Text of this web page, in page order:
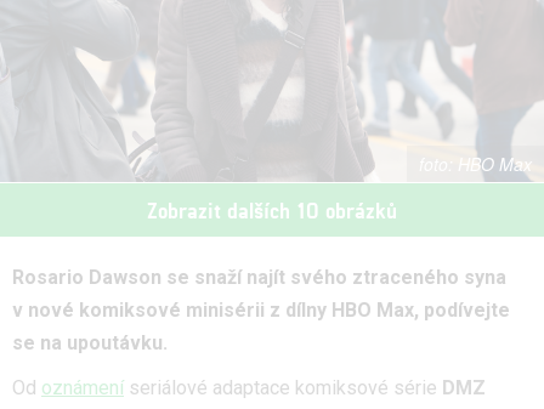
HBO Max
Zobrazit dalších 10 obrázků
Rosario Dawson se snaží najít svého ztraceného syna
v nové komiksové minisérii z dílny HBO Max, podívejte
se na upoutávku.
Od oznámení seriálové adaptace komiksové série DMZ